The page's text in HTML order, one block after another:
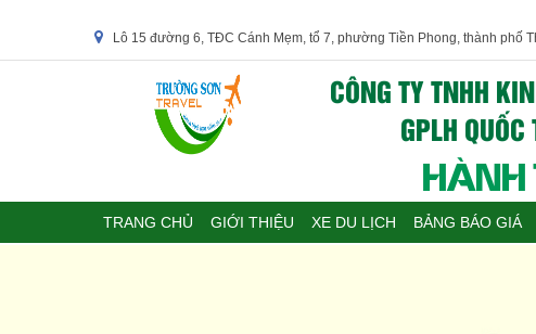
Lô 15 đường 6, TĐC Cánh Mẹm, tổ 7, phường Tiền Phong, thành phố
CÔNG TY TNHH
GPLH
HÀNH
TRANG CHỦ GIỚI THIỆU XE DU LỊCH BẢNG BÁO GIÁ